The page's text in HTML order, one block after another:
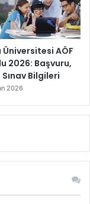
AÖF
2026: Başvuru,
Bilgileri
2026